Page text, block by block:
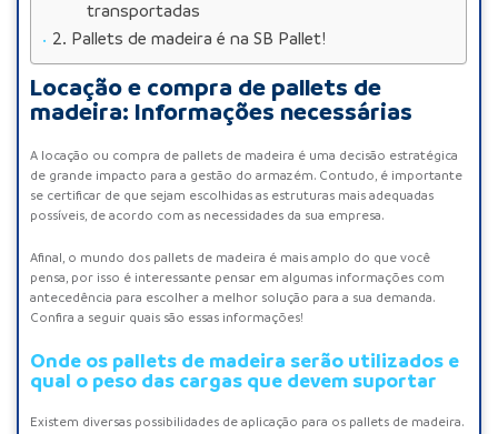
transportadas
Pallets de madeira é na SB Pallet!
Locação e compra de pallets de
madeira: Informações necessárias
A locação ou compra de pallets de madeira é uma decisão estratégica
de grande impacto para a gestão do armazém. Contudo, é importante
se certificar de que sejam escolhidas as estruturas mais adequadas
possíveis, de acordo com as necessidades da sua empresa.
Afinal, o mundo dos pallets de madeira é mais amplo do que você
pensa, por isso é interessante pensar em algumas informações com
antecedência para escolher a melhor solução para a sua demanda.
Confira a seguir quais são essas informações!
Onde os pallets de madeira serão utilizados e
qual o peso das cargas que devem suportar
Existem diversas possibilidades de aplicação para os pallets de madeira.